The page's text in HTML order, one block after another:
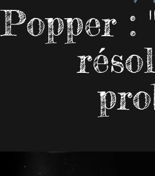
Popper :